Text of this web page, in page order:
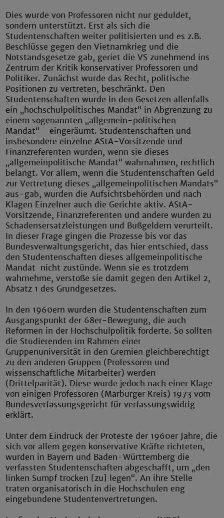
Dies wurde von Professoren nicht nur geduldet,
sondern unterstützt. Erst als sich die
Studentenschaften weiter politisierten und es z.B.
Beschlüsse gegen den Vietnamkrieg und die
Notstandsgesetze gab, geriet die VS zunehmend ins
Zentrum der Kritik konservativer Professoren und
Politiker. Zunächst wurde das Recht, politische
Positionen zu vertreten, beschränkt. Den
Studentenschaften wurde in den Gesetzen allenfalls
ein „hochschulpolitisches Mandat“ in Abgrenzung zu
einem sogenannten „allgemein-politischen
Mandat“ eingeräumt. Studentenschaften und
insbesondere einzelne AStA-Vorsitzende und
Finanzreferenten wurden, wenn sie dieses
„allgemeinpolitische Mandat“ wahrnahmen, rechtlich
belangt. Vor allem, wenn die Studentenschaften Geld
zur Vertretung dieses „allgemeinpolitischen Mandats“
aus-gab, wurden die Aufsichtsbehörden und nach
Klagen Einzelner auch die Gerichte aktiv. AStA-
Vorsitzende, Finanzreferenten und andere wurden zu
Schadensersatzleistungen und Bußgeldern verurteilt.
In dieser Frage gingen die Prozesse bis vor das
Bundesverwaltungsgericht, das hier entschied, dass
den Studentenschaften dieses allgemeinpolitische
Mandat nicht zustünde. Wenn sie es trotzdem
wahrnehme, verstoße sie damit gegen den Artikel 2,
Absatz 1 des Grundgesetzes.
In den 1960ern wurden die Studentenschaften zum
Ausgangspunkt der 68er-Bewegung, die auch
Reformen in der Hochschulpolitik forderte. So sollten
die Studierenden im Rahmen einer
Gruppenuniversität in den Gremien gleichberechtigt
zu den anderen Gruppen (Professoren und
wissenschaftliche Mitarbeiter) werden
(Drittelparität). Diese wurde jedoch nach einer Klage
von einigen Professoren (Marburger Kreis) 1973 vom
Bundesverfassungsgericht für verfassungswidrig
erklärt.
Unter dem Eindruck der Proteste der 1960er Jahre, die
sich vor allem gegen konservative Kräfte richteten,
wurden in Bayern und Baden-Württemberg die
verfassten Studentenschaften abgeschafft, um „den
linken Sumpf trocken [zu] legen“. An ihre Stelle
traten organisatorisch in die Hochschulen eng
eingebundene Studentenvertretungen.